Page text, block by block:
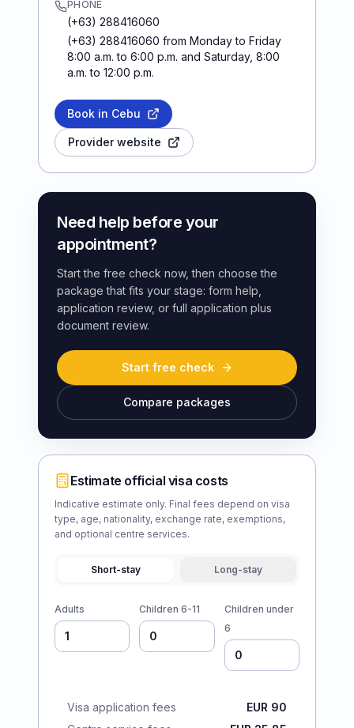
PHONE
(+63) 288416060
(+63) 288416060 from Monday to Friday
8:00 a.m. to 6:00 p.m. and Saturday, 8:00
a.m. to 12:00 p.m.
Book in Cebu
Provider website
Need help before your
appointment?
Start the free check now, then choose the
package that fits your stage: form help,
application review, or full application plus
document review.
Start free check
Compare packages
Estimate official visa costs
Indicative estimate only. Final fees depend on visa
type, age, nationality, exchange rate, exemptions,
and optional centre services.
Short-stay Long-stay
Adults Children 6-11
Children under
6
Visa application fees
EUR 90